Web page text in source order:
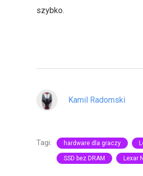
szybko.
Kamil Radomski
Tagi: hardware dla graczy
SSD bez DRAM Lexar